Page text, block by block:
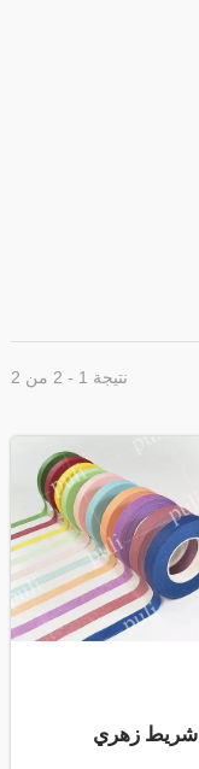
نتيجة 1 - 2 من 2
شريط زهري